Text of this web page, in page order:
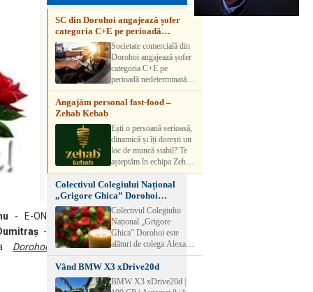
- E-ON
-
Dorohoi
SC din Dorohoi angajează șofer
categoria C+E pe perioadă
nedeterminatăSocietate comercială din
Dorohoi angajează șofer
categoria C+E pe
perioadă nedeterminată.
Candidatul trebuie să
aibă experiență și atestat
detalii, vă rog să sunați la
numărul de telefon.
Angajăm personal fast-food –
Zehab Kebab
Ești o persoană serioasă,
dinamică și îți dorești un
loc de muncă stabil? Te
așteptăm în echipa Zehab
Kebab! Posturi
disponibile: -
SHAORMAR AJUTOR
BUCATAR 2/posturi -
LUCRATOR
COMERCIAL
VANZATOR /2 posturi
muncă Program flexibil
Salariu motivant, în
funcție de experienț
Colectivul Colegiului Național
„Grigore Ghica” Dorohoi
transmite sincere condoleanțe
Colectivul Colegiului
Național „Grigore
Ghica” Dorohoi este
alături de colega Alexa
Lăcrămioara la trecerea în
neființă a soțului și
transmite sincere
condoleanțe familiei.
Vând BMW X3 xDrive20d
BMW X3 xDrive20d |